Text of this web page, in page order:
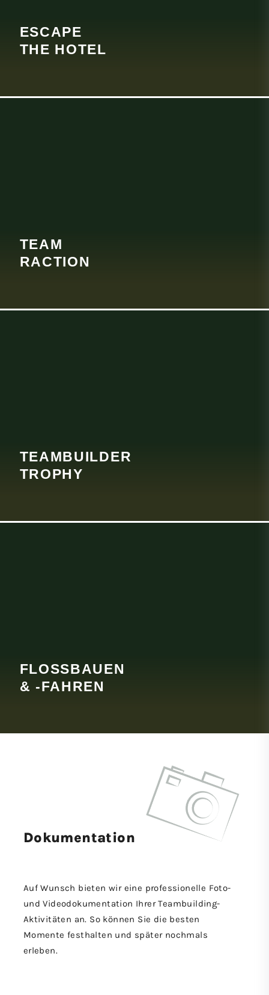
ESCAPE
THE HOTEL
TEAM
RACTION
TEAM BUILDER
TROPHY
FLOSSBAUEN
& -FAHREN
Dokumen­tation
Auf Wunsch bieten wir eine professionelle Foto-
und Videodokumentation Ihrer Teambuilding-
Aktivitäten an. So können Sie die besten
Momente festhalten und später nochmals
erleben.